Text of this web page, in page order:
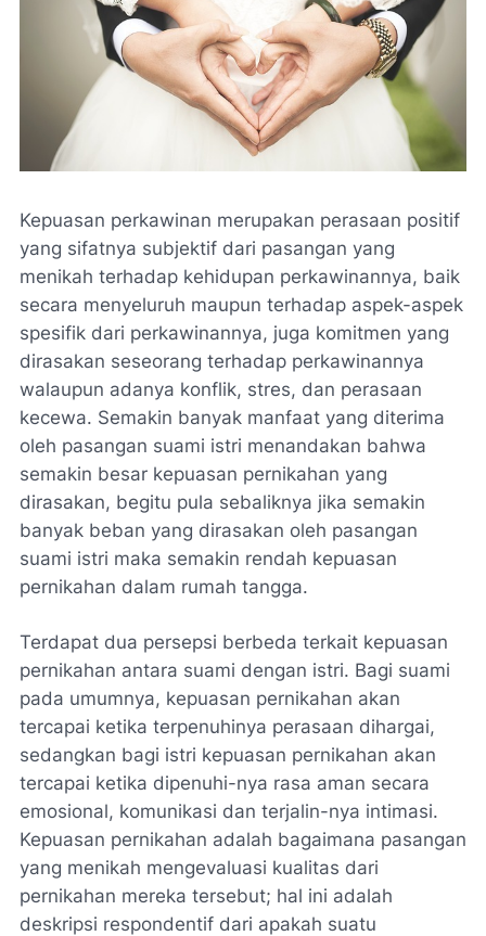
Kepuasan perkawinan merupakan perasaan positif
yang sifatnya subjektif dari pasangan yang
menikah terhadap kehidupan perkawinannya, baik
secara menyeluruh maupun terhadap aspek-aspek
spesifik dari perkawinannya, juga komitmen yang
dirasakan seseorang terhadap perkawinannya
walaupun adanya konflik, stres, dan perasaan
kecewa. Semakin banyak manfaat yang diterima
oleh pasangan suami istri menandakan bahwa
semakin besar kepuasan pernikahan yang
dirasakan, begitu pula sebaliknya jika semakin
banyak beban yang dirasakan oleh pasangan
suami istri maka semakin rendah kepuasan
pernikahan dalam rumah tangga.
Terdapat dua persepsi berbeda terkait kepuasan
pernikahan antara suami dengan istri. Bagi suami
pada umumnya, kepuasan pernikahan akan
tercapai ketika terpenuhinya perasaan dihargai,
sedangkan bagi istri kepuasan pernikahan akan
tercapai ketika dipenuhi-nya rasa aman secara
emosional, komunikasi dan terjalin-nya intimasi.
Kepuasan pernikahan adalah bagaimana pasangan
yang menikah mengevaluasi kualitas dari
pernikahan mereka tersebut; hal ini adalah
deskripsi respondentif dari apakah suatu